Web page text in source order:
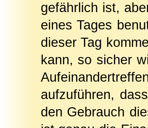
gefährlich ist,
eines Tages
dieser Tag
kann, so sicher
aufzuführen,
den Gebrauch